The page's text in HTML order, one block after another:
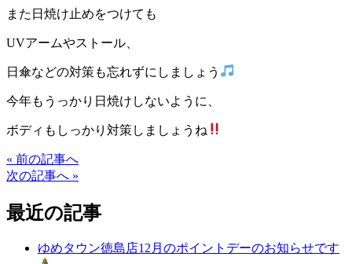
また日焼け止めをつけても
UVアームやストール、
日傘などの対策も忘れずにしましょう
今年もうっかり日焼けしないように、
ボディもしっかり対策しましょうね
« 前の記事へ
次の記事へ »
最近の記事
ゆめタウン徳島店12月のポイントデーのお知らせです